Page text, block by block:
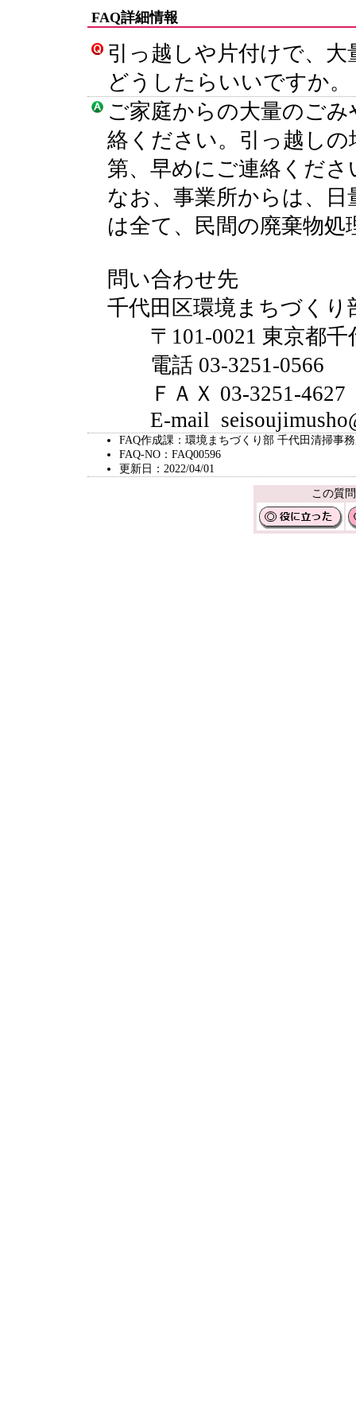
FAQ詳細情報
引っ越しや片付けで、
どうしたらいいですか。
ご家庭からの大量のご
絡ください。引っ越し
第、早めにご連絡くださ
なお、事業所からは、
は全て、民間の廃棄物
問い合わせ先
千代田区環境まちづくり
〒101-0021 東京都千
電話 03-3251-0566
ＦＡＸ 03-3251-4627
E-mail
FAQ作成課：環境まちづくり部 千代田清掃事
FAQ-NO：FAQ00596
更新日：2022/04/01
この質